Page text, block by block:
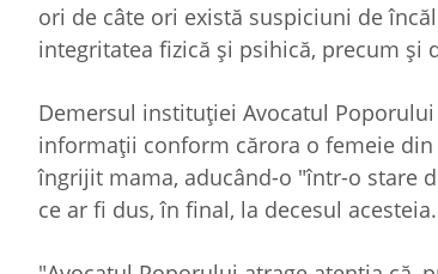
ori de câte ori există suspiciuni de
integritatea fizică şi psihică, precum şi
Demersul instituţiei Avocatul
informaţii conform cărora o femeie din
îngrijit mama, aducând-o "într-o stare
ce ar fi dus, în final, la decesul acesteia.